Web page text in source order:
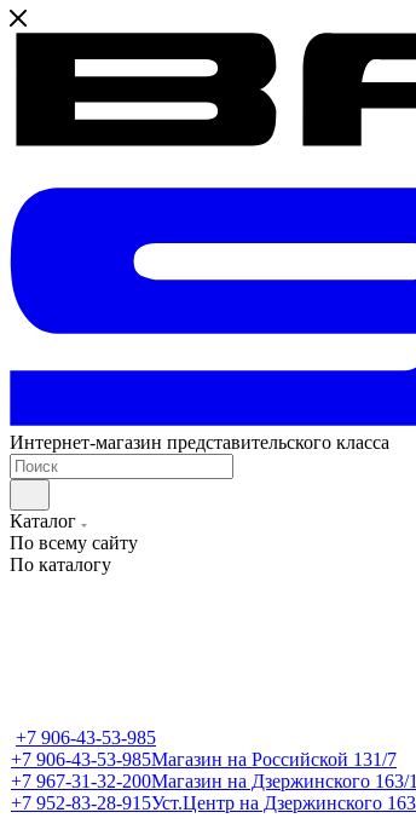
Интернет-магазин представительского класса
Каталог
По всему сайту
По каталогу
+7 906-43-53-985
+7 906-43-53-985Магазин на Российской 131/7
+7 967-31-32-200Магазин на Дзержинского 163/1
+7 952-83-28-915Уст.Центр на Дзержинского